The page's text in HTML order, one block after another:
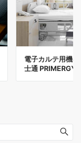
電子カルテ用機
士通 PRIMERGY